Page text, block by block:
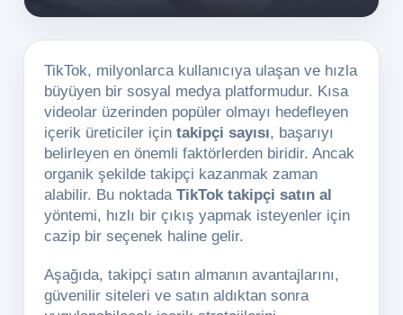
TikTok, milyonlarca kullanıcıya ulaşan ve hızla
büyüyen bir sosyal medya platformudur. Kısa
videolar üzerinden popüler olmayı hedefleyen
içerik üreticiler için takipçi sayısı, başarıyı
belirleyen en önemli faktörlerden biridir. Ancak
organik şekilde takipçi kazanmak zaman
alabilir. Bu noktada TikTok takipçi satın al
yöntemi, hızlı bir çıkış yapmak isteyenler için
cazip bir seçenek haline gelir.
Aşağıda, takipçi satın almanın avantajlarını,
güvenilir siteleri ve satın aldıktan sonra